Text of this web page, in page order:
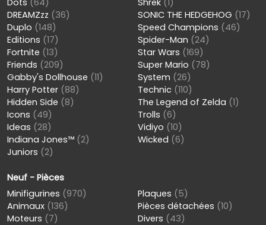
DREAMZzz (36)
Duplo (148)
Editions (17)
Fortnite (13)
Friends (209)
Gabby's Dollhouse (11)
Harry Potter (88)
Hidden Side (8)
Icons (49)
Ideas (28)
Indiana Jones™ (2)
Juniors (2)
SONIC THE HEDGEHOG (17)
Speed Champions (46)
Spider-Man (24)
Star Wars (169)
Super Mario (78)
System (26)
Technic (110)
The Legend of Zelda (1)
Trolls (6)
Vidiyo (10)
Wicked (6)
Neuf - Pièces
Minifigurines (970)
Animaux (136)
Moteurs (7)
Plaques (5)
Pièces détachées (10)
Divers (43)